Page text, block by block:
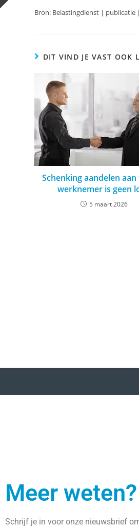
Bron: Belastingdienst | publicatie
DIT VIND JE VAST OOK
Schenking aandelen
werknemer is geen
5 maart 2026
Meer weten?
Schrijf je in voor onze nieuwsbrief